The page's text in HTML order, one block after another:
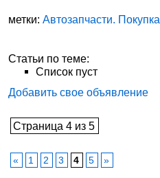
метки:Автозапчасти. Покупка
Статьи по теме:
Список пуст
Добавить свое объявление
Страница 4 из 5
« 1 2 3 4 5 »